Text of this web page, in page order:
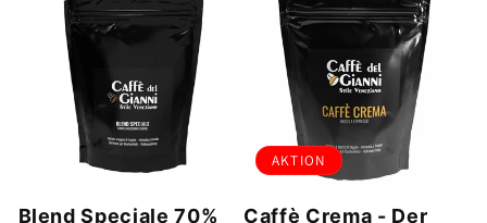
Blend Speciale 70%
AKTION
Caffè Crema - Der